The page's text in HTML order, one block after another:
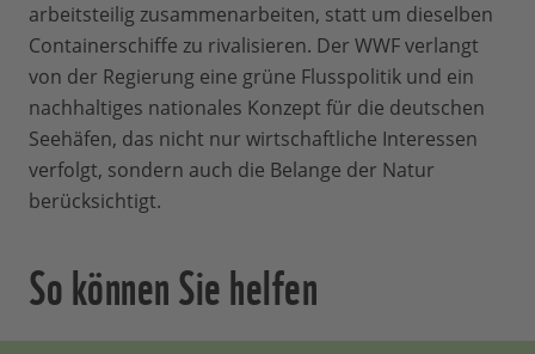
arbeitsteilig zusammenarbeiten, statt um dieselben
Containerschiffe zu rivalisieren. Der WWF verlangt
von der Regierung eine grüne Flusspolitik und ein
nachhaltiges nationales Konzept für die deutschen
Seehäfen, das nicht nur wirtschaftliche Interessen
verfolgt, sondern auch die Belange der Natur
berücksichtigt.
So können Sie helfen